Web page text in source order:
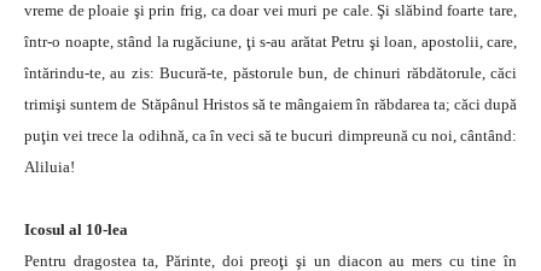
vreme de ploaie şi prin frig, ca doar vei muri pe cale. Şi slăbind foarte tare,
într-o noapte, stând la rugăciune, ţi s-au arătat Petru şi loan, apostolii, care,
întărindu-te, au zis: Bucură-te, păstorule bun, de chinuri răbdătorule, căci
trimişi suntem de Stăpânul Hristos să te mângaiem în răbdarea ta; căci după
puţin vei trece la odihnă, ca în veci să te bucuri dimpreună cu noi, cântând:
Aliluia!
Icosul al 10-lea
Pentru dragostea ta, Părinte, doi preoţi şi un diacon au mers cu tine în